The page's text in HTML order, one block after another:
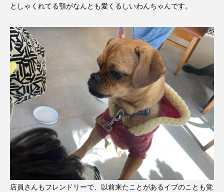
としゃくれてる顎がなんとも愛くるしいわんちゃんです。
店員さんもフレンドリーで、以前来たことがあるイブのことも覚